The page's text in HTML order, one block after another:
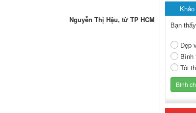
Nguyễn Thị Hậu, từ TP HCM
Bạn
Đẹp
Bình
Tôi